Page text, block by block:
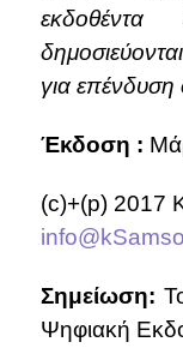
για επένδυση
Έκδοση :
(c)+(p) 2017
Σημείωση:
Ψηφιακή